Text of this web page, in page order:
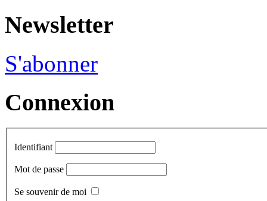
Newsletter
S'abonner
Connexion
Identifiant
Mot de passe
Se souvenir de moi